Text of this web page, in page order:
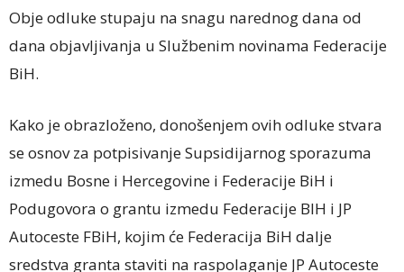
Obje odluke stupaju na snagu narednog dana od
dana objavljivanja u Službenim novinama Federacije
BiH.
Kako je obrazloženo, donošenjem ovih odluke stvara
se osnov za potpisivanje Supsidijarnog sporazuma
izmedu Bosne i Hercegovine i Federacije BiH i
Podugovora o grantu izmedu Federacije BIH i JP
Autoceste FBiH, kojim će Federacija BiH dalje
sredstva granta staviti na raspolaganje JP Autoceste